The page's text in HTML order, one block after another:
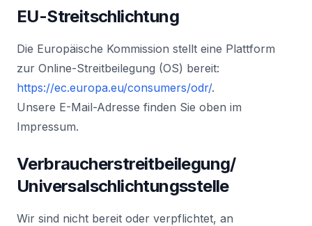
EU-Streitschlichtung
Die Europäische Kommission stellt eine Plattform
zur Online-Streitbeilegung (OS) bereit:
https://ec.europa.eu/consumers/odr/.
Unsere E-Mail-Adresse finden Sie oben im
Impressum.
Verbraucherstreitbeilegung/
Universalschlichtungsstelle
Wir sind nicht bereit oder verpflichtet, an